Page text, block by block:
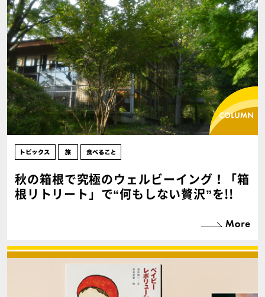
秋の箱根で究極のウェルビーイング！「箱
根リトリート」で“何もしない贅沢”を!!